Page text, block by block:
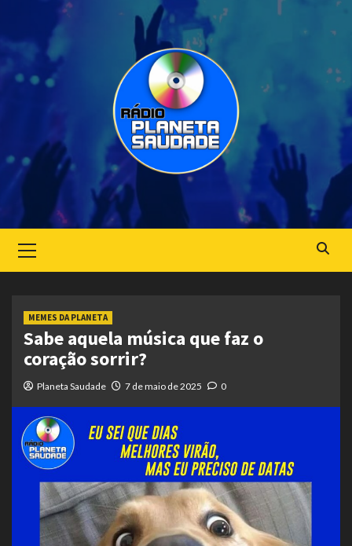
Menu
MEMES DA PLANETA
Sabe aquela música que faz o
coração sorrir?
Planeta Saudade 7 de maio de 2025 0